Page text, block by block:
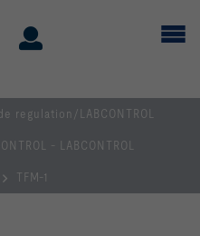
regulation/LABCONTROL
- LABCONTROL
TFM-1